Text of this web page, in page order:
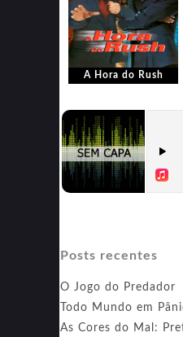
A Hora do Rush
Posts recentes
O Jogo do Predador
Todo Mundo em
As Cores do Mal: